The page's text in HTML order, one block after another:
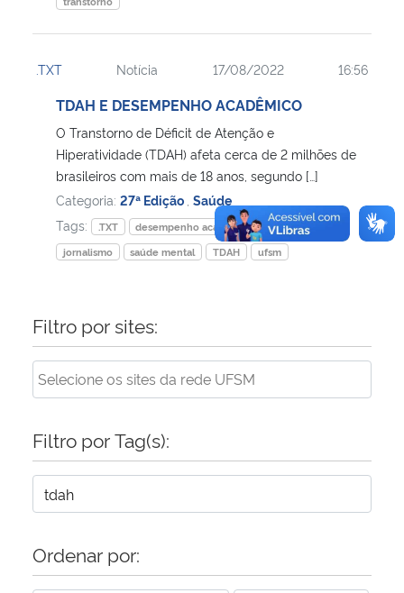
.TXT Notícia 17/08/2022 16:56
TDAH E DESEMPENHO ACADÊMICO
O Transtorno de Déficit de Atenção e
Hiperatividade (TDAH) afeta cerca de 2 milhões de
brasileiros com mais de 18 anos, segundo […]
Categoria: 27ª Edição Saúde
Tags:
.TXT desempenho acadêmico
ed27
jornalismo
saúde mental TDAH ufsm
Filtro por sites:
Filtro por Tag(s):
Ordenar por: